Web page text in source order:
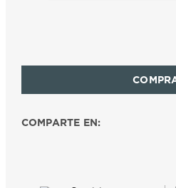
COMPARTE EN: